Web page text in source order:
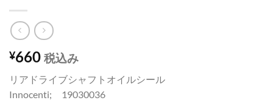
¥660 税込み
リアドライブシャフトオイルシール
Innocenti; 19030036